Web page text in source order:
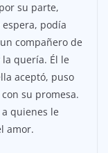
su parte,
podía
compañero de
quería. Él le
aceptó, puso
su promesa.
quienes le
amor.